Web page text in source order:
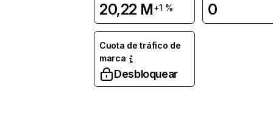
20,22 M+1 % 0
Cuota de tráfico de
marca
Desbloquear